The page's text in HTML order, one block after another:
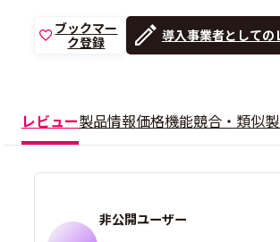
ブックマー
ク登録
導入事業者としての
レビュー製品情報価格機能競合・類似
非公開ユーザー